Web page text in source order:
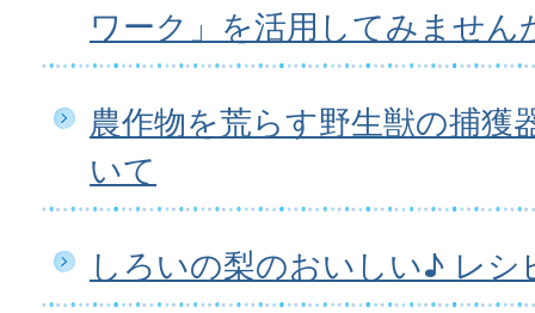
ワーク」を活用してみません
農作物を荒らす野生獣の捕獲
いて
しろいの梨のおいしい♪ レシ